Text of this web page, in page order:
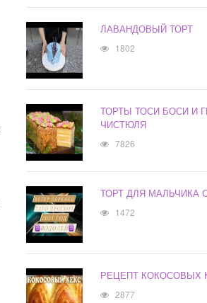
ЛАВАНДОВЫЙ ТОРТ
1802
ТОРТЫ ТОСИ БОСИ И
ЧИСТЮЛЯ
7826
ТОРТ ДЛЯ МАЛЬЧИКА
1472
РЕЦЕПТ КОКОСОВЫХ
2877